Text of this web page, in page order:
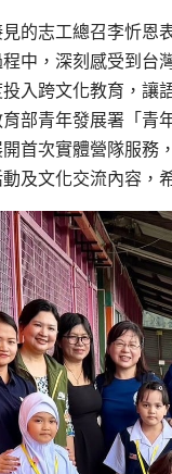
的志工總召李忻恩
中，深刻感受到台
入跨文化教育，讓
部青年發展署「青
開首次實體營隊服務
及文化交流內容，